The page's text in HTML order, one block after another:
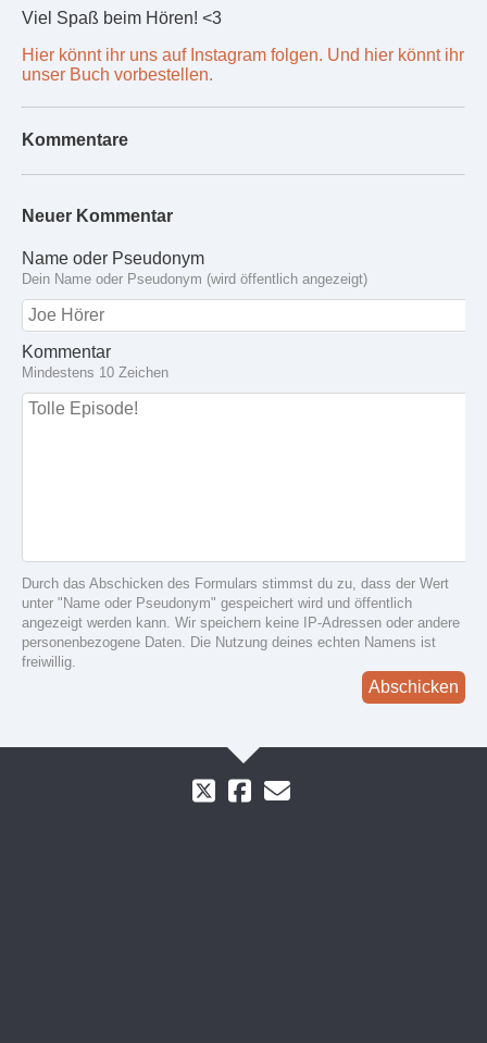
Viel Spaß beim Hören! <3
Hier könnt ihr uns auf Instagram folgen. Und hier könnt ihr
unser Buch vorbestellen.
Kommentare
Neuer Kommentar
Name oder Pseudonym
Dein Name oder Pseudonym (wird öffentlich angezeigt)
Kommentar
Mindestens 10 Zeichen
Durch das Abschicken des Formulars stimmst du zu, dass der Wert
unter "Name oder Pseudonym" gespeichert wird und öffentlich
angezeigt werden kann. Wir speichern keine IP-Adressen oder andere
personenbezogene Daten. Die Nutzung deines echten Namens ist
freiwillig.
Abschicken